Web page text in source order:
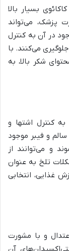
بسیار بالا
پزشک، می‌تواند
در آن به کنترل
می‌کنند. با
شکر بالا، به
کنترل اشتها و
و فیبر موجود
و می‌توانند از
تلخ به عنوان
غذایی، انتخابی
و با مشورت